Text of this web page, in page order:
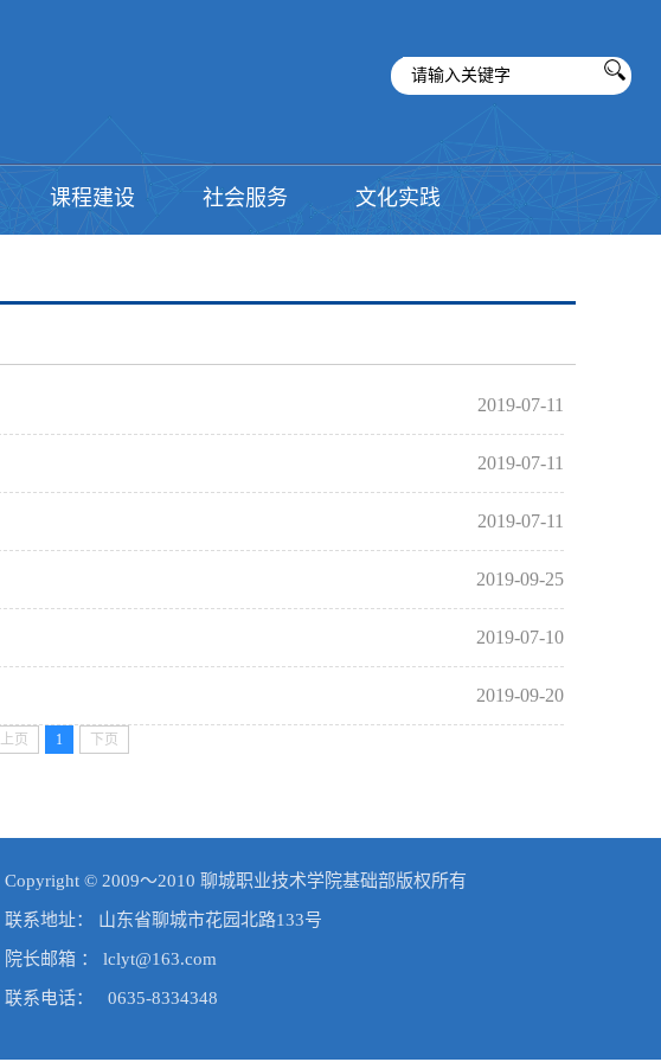
课程建设 社会服务 文化实践
2019-07-11
2019-07-11
2019-07-11
2019-09-25
2019-07-10
2019-09-20
上页 1 下页
Copyright © 2009～2010 聊城职业技术学院基础部版权所有
联系地址： 山东省聊城市花园北路133号
院长邮箱 ： lclyt@163.com
联系电话： 0635-8334348